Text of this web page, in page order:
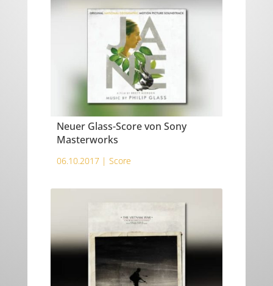
Neuer Glass-Score von Sony
Masterworks
06.10.2017 | Score